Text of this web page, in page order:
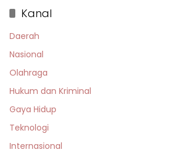
Kanal
Daerah
Nasional
Olahraga
Hukum dan Kriminal
Gaya Hidup
Teknologi
Internasional